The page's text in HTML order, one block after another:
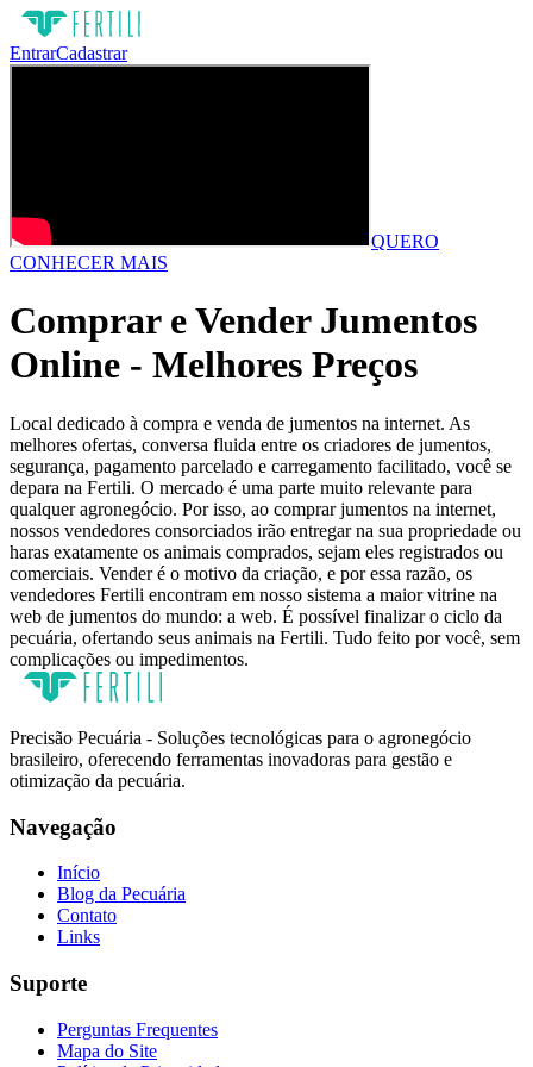
EntrarCadastrar
QUERO
CONHECER MAIS
Comprar e Vender Jumentos
Online - Melhores Preços
Local dedicado à compra e venda de jumentos na internet. As
melhores ofertas, conversa fluida entre os criadores de jumentos,
segurança, pagamento parcelado e carregamento facilitado, você se
depara na Fertili. O mercado é uma parte muito relevante para
qualquer agronegócio. Por isso, ao comprar jumentos na internet,
nossos vendedores consorciados irão entregar na sua propriedade ou
haras exatamente os animais comprados, sejam eles registrados ou
comerciais. Vender é o motivo da criação, e por essa razão, os
vendedores Fertili encontram em nosso sistema a maior vitrine na
web de jumentos do mundo: a web. É possível finalizar o ciclo da
pecuária, ofertando seus animais na Fertili. Tudo feito por você, sem
complicações ou impedimentos.
Precisão Pecuária - Soluções tecnológicas para o agronegócio
brasileiro, oferecendo ferramentas inovadoras para gestão e
otimização da pecuária.
Navegação
Início
Blog da Pecuária
Contato
Links
Suporte
Perguntas Frequentes
Mapa do Site